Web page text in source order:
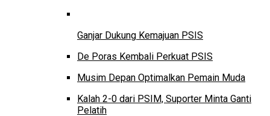
Ganjar Dukung Kemajuan PSIS
De Poras Kembali Perkuat PSIS
Musim Depan Optimalkan Pemain Muda
Kalah 2-0 dari PSIM, Suporter Minta Ganti
Pelatih